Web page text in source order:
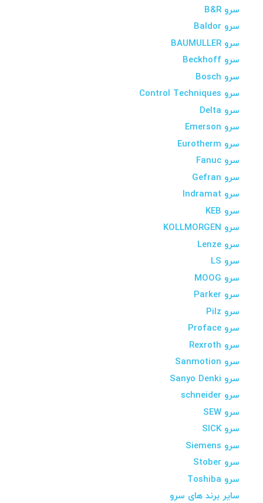
سرو B&R
سرو Baldor
سرو BAUMULLER
سرو Beckhoff
سرو Bosch
سرو Control Techniques
سرو Delta
سرو Emerson
سرو Eurotherm
سرو Fanuc
سرو Gefran
سرو Indramat
سرو KEB
سرو KOLLMORGEN
سرو Lenze
سرو LS
سرو MOOG
سرو Parker
سرو Pilz
سرو Proface
سرو Rexroth
سرو Sanmotion
سرو Sanyo Denki
سرو schneider
سرو SEW
سرو SICK
سرو Siemens
سرو Stober
سرو Toshiba
سایر برند های سرو